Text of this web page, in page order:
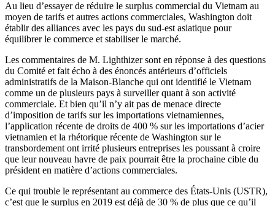
Au lieu d’essayer de réduire le surplus commercial du Vietnam au
moyen de tarifs et autres actions commerciales, Washington doit
établir des alliances avec les pays du sud-est asiatique pour
équilibrer le commerce et stabiliser le marché.
Les commentaires de M. Lighthizer sont en réponse à des questions
du Comité et fait écho à des énoncés antérieurs d’officiels
administratifs de la Maison-Blanche qui ont identifié le Vietnam
comme un de plusieurs pays à surveiller quant à son activité
commerciale. Et bien qu’il n’y ait pas de menace directe
d’imposition de tarifs sur les importations vietnamiennes,
l’application récente de droits de 400 % sur les importations d’acier
vietnamien et la rhétorique récente de Washington sur le
transbordement ont irrité plusieurs entreprises les poussant à croire
que leur nouveau havre de paix pourrait être la prochaine cible du
président en matière d’actions commerciales.
Ce qui trouble le représentant au commerce des États-Unis (USTR),
c’est que le surplus en 2019 est déjà de 30 % de plus que ce qu’il